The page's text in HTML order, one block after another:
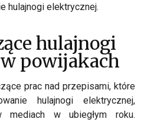
hulajnogi elektrycznej.
hulajnogi
powijakach
prac nad przepisami, które
hulajnogi elektrycznej,
mediach w ubiegłym roku.